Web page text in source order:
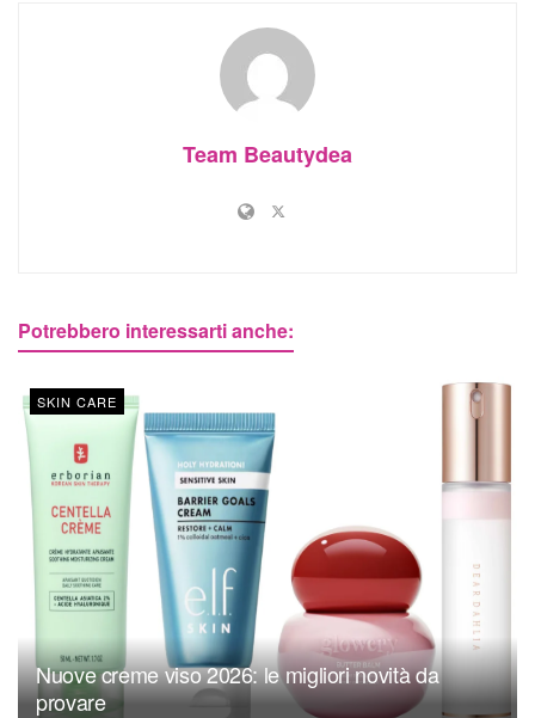
Team Beautydea
Potrebbero interessarti anche:
SKIN CARE
Nuove creme viso 2026: le migliori novità da
provare